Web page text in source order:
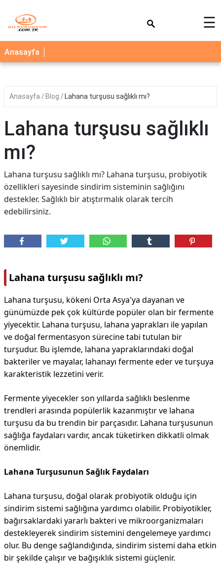
AİLE
ÇOCUK
SAĞLIK
NEDİR
BLOG
FAYDALI
YEMEK
TARİFLERİ
☰
Anasayfa
Anasayfa Blog Lahana turşusu sağlıklı mı?
Lahana turşusu sağlıklı
mı?
Lahana turşusu sağlıklı mı? Lahana turşusu, probiyotik
özellikleri sayesinde sindirim sisteminin sağlığını
destekler. Sağlıklı bir atıştırmalık olarak tercih
edebilirsiniz.
Lahana turşusu sağlıklı mı?
Lahana turşusu, kökeni Orta Asya'ya dayanan ve
günümüzde pek çok kültürde popüler olan bir fermente
yiyecektir. Lahana turşusu, lahana yaprakları ile yapılan
ve doğal fermentasyon sürecine tabi tutulan bir
turşudur. Bu işlemde, lahana yapraklarındaki doğal
bakteriler ve mayalar, lahanayı fermente eder ve turşuya
karakteristik lezzetini verir.
Fermente yiyecekler son yıllarda sağlıklı beslenme
trendleri arasında popülerlik kazanmıştır ve lahana
turşusu da bu trendin bir parçasıdır. Lahana turşusunun
sağlığa faydaları vardır, ancak tüketirken dikkatli olmak
önemlidir.
Lahana Turşusunun Sağlık Faydaları
Lahana turşusu, doğal olarak probiyotik olduğu için
sindirim sistemi sağlığına yardımcı olabilir. Probiyotikler,
bağırsaklardaki yararlı bakteri ve mikroorganizmaları
destekleyerek sindirim sistemini dengelemeye yardımcı
olur. Bu denge sağlandığında, sindirim sistemi daha etkin
bir şekilde çalışır ve bağışıklık sistemi güçlenir.